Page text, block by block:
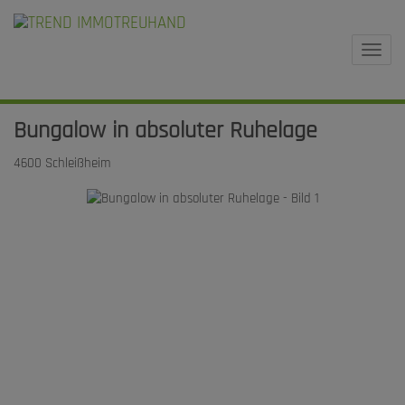
Bungalow in absoluter Ruhelage
4600 Schleißheim